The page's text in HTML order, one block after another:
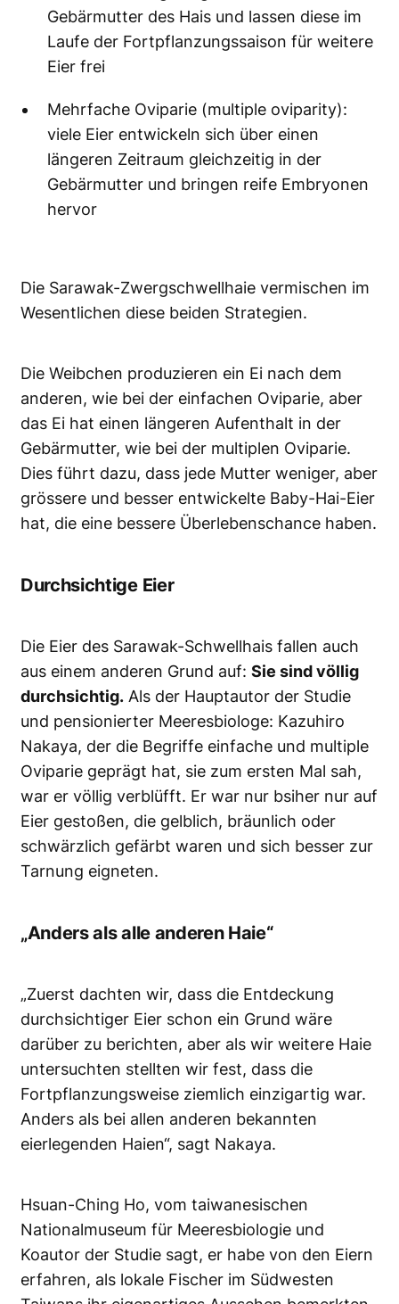
Gebärmutter des Hais und lassen diese im
Laufe der Fortpflanzungssaison für weitere
Eier frei
Mehrfache Oviparie (multiple oviparity):
viele Eier entwickeln sich über einen
längeren Zeitraum gleichzeitig in der
Gebärmutter und bringen reife Embryonen
hervor
Die Sarawak-Zwergschwellhaie vermischen im
Wesentlichen diese beiden Strategien.
Die Weibchen produzieren ein Ei nach dem
anderen, wie bei der einfachen Oviparie, aber
das Ei hat einen längeren Aufenthalt in der
Gebärmutter, wie bei der multiplen Oviparie.
Dies führt dazu, dass jede Mutter weniger, aber
grössere und besser entwickelte Baby-Hai-Eier
hat, die eine bessere Überlebenschance haben.
Durchsichtige Eier
Die Eier des Sarawak-Schwellhais fallen auch
aus einem anderen Grund auf: Sie sind völlig
durchsichtig. Als der Hauptautor der Studie
und pensionierter Meeresbiologe: Kazuhiro
Nakaya, der die Begriffe einfache und multiple
Oviparie geprägt hat, sie zum ersten Mal sah,
war er völlig verblüfft. Er war nur bsiher nur auf
Eier gestoßen, die gelblich, bräunlich oder
schwärzlich gefärbt waren und sich besser zur
Tarnung eigneten.
„Anders als alle anderen Haie“
„Zuerst dachten wir, dass die Entdeckung
durchsichtiger Eier schon ein Grund wäre
darüber zu berichten, aber als wir weitere Haie
untersuchten stellten wir fest, dass die
Fortpflanzungsweise ziemlich einzigartig war.
Anders als bei allen anderen bekannten
eierlegenden Haien“, sagt Nakaya.
Hsuan-Ching Ho, vom taiwanesischen
Nationalmuseum für Meeresbiologie und
Koautor der Studie sagt, er habe von den Eiern
erfahren, als lokale Fischer im Südwesten